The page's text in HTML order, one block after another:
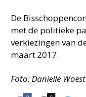
De
met de politieke
verkiezingen van
maart 2017.
Foto: Danielle